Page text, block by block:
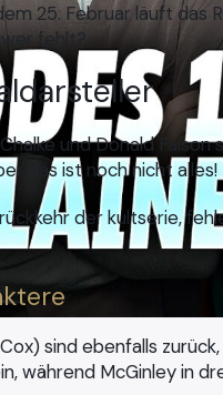
25. Februar läuft das
fehlt?
und Donald
das ist noch nicht alles!
sind ebenfalls
während McGinley in